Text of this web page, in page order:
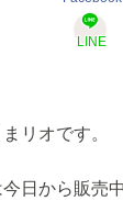
LINE
リオです。
日から販売